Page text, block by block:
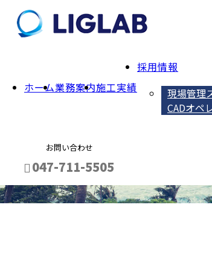
ホーム業務案内施工実績
採用情報
現場管理
CADオペ
お問い合わせ
047-711-5505